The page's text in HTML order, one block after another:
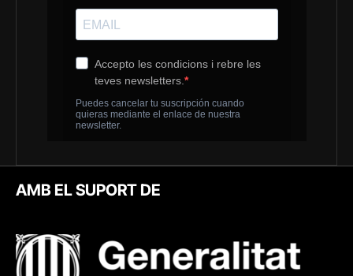
AMB EL SUPORT DE